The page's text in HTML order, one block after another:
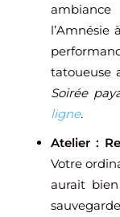
l’Amnésie à
tatoueuse
Soirée
ligne.
Atelier :
Votre
aurait